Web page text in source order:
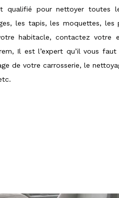
qualifié pour nettoyer toutes
les tapis, les moquettes,
habitacle, contactez votre
Il est l’expert qu’il vous
de votre carrosserie, le